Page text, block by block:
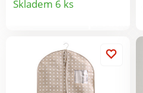
a odolná, lze ji stohovat,
udržuje. 2 židle + stůl.
Robustní + odolné vůči
počasí. Jednoduchá
Skladem 6 ks